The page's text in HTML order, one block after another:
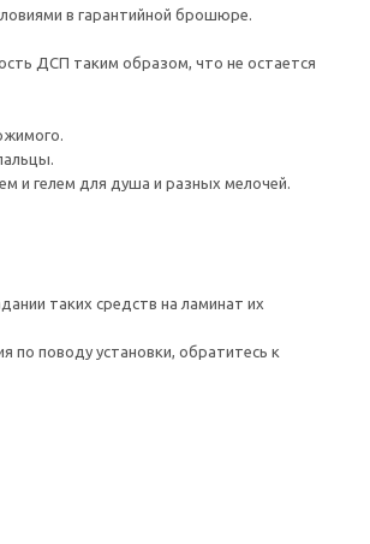
в гарантийной брошюре.
ДСП таким образом, что не остается
и гелем для душа и разных мелочей.
таких средств на ламинат их
по поводу установки, обратитесь к